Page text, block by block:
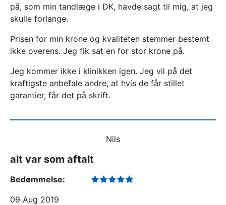
på, som min tandlæge i DK, havde sagt til mig, at jeg
skulle forlange.
Prisen for min krone og kvaliteten stemmer bestemt
ikke overens. Jeg fik sat en for stor krone på.
Jeg kommer ikke i klinikken igen. Jeg vil på det
kraftigste anbefale andre, at hvis de får stillet
garantier, får det på skrift.
Nils
alt var som aftalt
Bedømmelse:
09 Aug 2019